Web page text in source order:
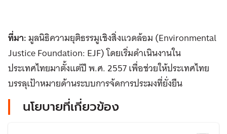
ที่มา:มูลนิธิความยุติธรรมูเชิงสิ่งแวดล้อม (Environmental
Justice Foundation: EJF) โดยเริ่มดำเนินงานใน
ประเทศไทยมาตั้งแต่ปี พ.ศ. 2557 เพื่อช่วยให้ประเทศไทย
บรรลุเป้าหมายด้านระบบการจ้ดการประมงที่ยั่งยืน
นโยบายที่เกี่ยวข้อง